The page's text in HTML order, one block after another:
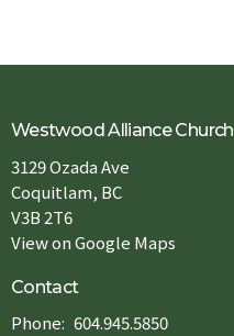
Westwood Alliance Church
3129 Ozada Ave
Coquitlam, BC
V3B 2T6
View on Google Maps
Contact
Phone: 604.945.5850